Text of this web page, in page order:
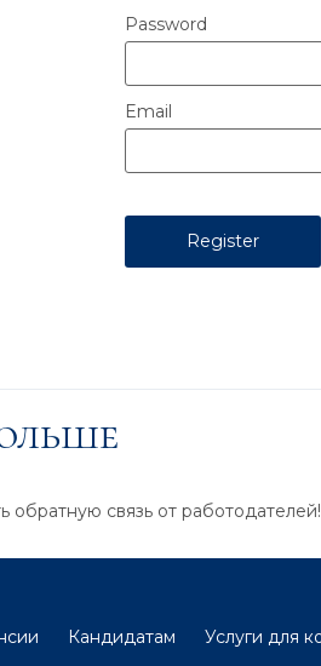
Password
Email
обратную связь от работодателей!
Кандидатам Услуги для